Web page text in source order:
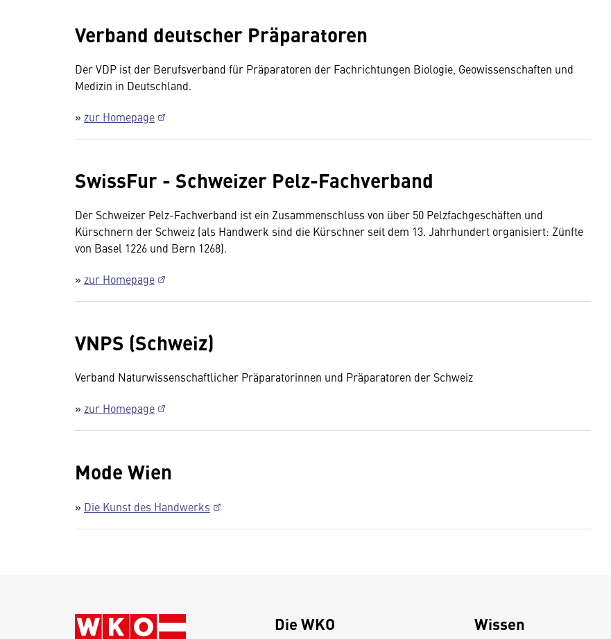
Verband deutscher Präparatoren
Der VDP ist der Berufsverband für Präparatoren der Fachrichtungen Biologie, Geowissenschaften und
Medizin in Deutschland.
» zur Homepage
SwissFur - Schweizer Pelz-Fachverband
Der Schweizer Pelz-Fachverband ist ein Zusammenschluss von über 50 Pelzfachgeschäften und
Kürschnern der Schweiz (als Handwerk sind die Kürschner seit dem 13. Jahrhundert organisiert: Zünfte
von Basel 1226 und Bern 1268).
» zur Homepage
VNPS (Schweiz)
Verband Naturwissenschaftlicher Präparatorinnen und Präparatoren der Schweiz
» zur Homepage
Mode Wien
» Die Kunst des Handwerks
Die WKO Wissen